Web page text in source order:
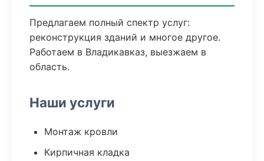
Предлагаем полный спектр услуг:
реконструкция зданий и многое другое.
Работаем в Владикавказ, выезжаем в
область.
Наши услуги
Монтаж кровли
Кирпичная кладка